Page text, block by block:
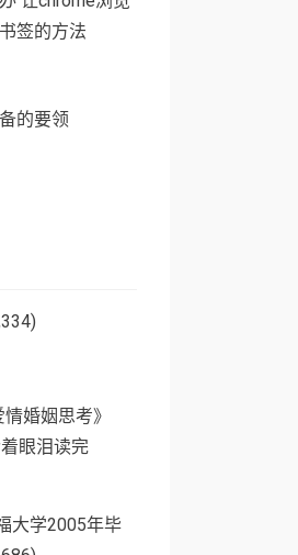
签的方法
的要领
婚姻思考》
眼泪读完
大学2005年毕